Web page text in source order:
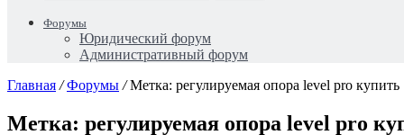
Форумы
Юридический форум
Административный форум
Главная / Форумы / Метка: регулируемая опора level pro купить
Метка: регулируемая опора level pro